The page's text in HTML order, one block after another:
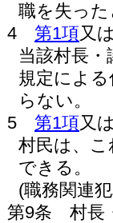
職を失っ
4
第1項又
当該村長
規定によ
らない。
5
第1項又
村民は、
できる。
(職務関連
第9条
村長